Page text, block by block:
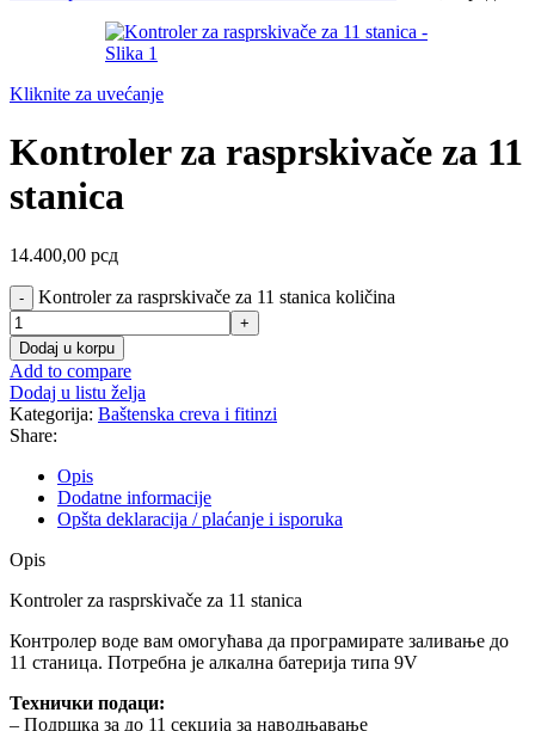
Kliknite za uvećanje
Kontroler za rasprskivače za 11
stanica
14.400,00 рсд
Kontroler za rasprskivače za 11 stanica količina
Dodaj u korpu
Add to compare
Dodaj u listu želja
Kategorija: Baštenska creva i fitinzi
Share:
Opis
Dodatne informacije
Opšta deklaracija / plaćanje i isporuka
Opis
Kontroler za rasprskivače za 11 stanica
Контролер воде вам омогућава да програмирате заливање до
11 станица. Потребна је алкална батерија типа 9V
Технички подаци:
– Подршка за до 11 секција за наводњавање